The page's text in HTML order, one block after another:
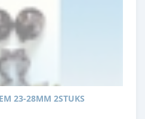
23-28MM 2STUKS